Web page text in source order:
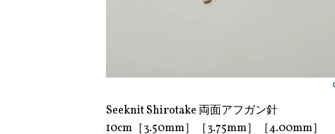
Seeknit Shirotake 両面アフガン針
10cm［3.50mm］［3.75mm］［4.00mm］